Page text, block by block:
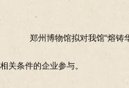
郑州博物馆拟对我馆“熔
相关条件的企业参与。